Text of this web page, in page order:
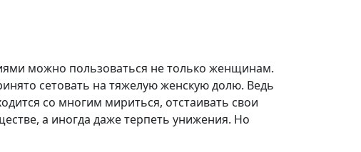
можно пользоваться не только женщинам.
сетовать на тяжелую женскую долю. Ведь
со многим мириться, отстаивать свои
а иногда даже терпеть унижения. Но